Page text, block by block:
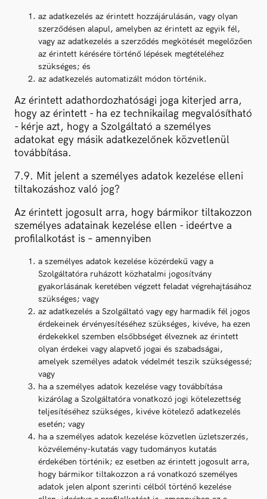
az adatkezelés az érintett hozzájárulásán, vagy olyan
szerződésen alapul, amelyben az érintett az egyik fél,
vagy az adatkezelés a szerződés megkötését megelőzően
az érintett kérésére történő lépések megtételéhez
szükséges; és
az adatkezelés automatizált módon történik.
Az érintett adathordozhatósági joga kiterjed arra,
hogy az érintett - ha ez technikailag megvalósítható
- kérje azt, hogy a Szolgáltató a személyes
adatokat egy másik adatkezelőnek közvetlenül
továbbítása.
7.9. Mit jelent a személyes adatok kezelése elleni
tiltakozáshoz való jog?
Az érintett jogosult arra, hogy bármikor tiltakozzon
személyes adatainak kezelése ellen - ideértve a
profilalkotást is – amennyiben
a személyes adatok kezelése közérdekű vagy a
Szolgáltatóra ruházott közhatalmi jogosítvány
gyakorlásának keretében végzett feladat végrehajtásához
szükséges; vagy
az adatkezelés a Szolgáltató vagy egy harmadik fél jogos
érdekeinek érvényesítéséhez szükséges, kivéve, ha ezen
érdekekkel szemben elsőbbséget élveznek az érintett
olyan érdekei vagy alapvető jogai és szabadságai,
amelyek személyes adatok védelmét teszik szükségessé;
vagy
ha a személyes adatok kezelése vagy továbbítása
kizárólag a Szolgáltatóra vonatkozó jogi kötelezettség
teljesítéséhez szükséges, kivéve kötelező adatkezelés
esetén; vagy
ha a személyes adatok kezelése közvetlen üzletszerzés,
közvélemény-kutatás vagy tudományos kutatás
érdekében történik; ez esetben az érintett jogosult arra,
hogy bármikor tiltakozzon a rá vonatkozó személyes
adatok jelen alpont szerinti célból történő kezelése